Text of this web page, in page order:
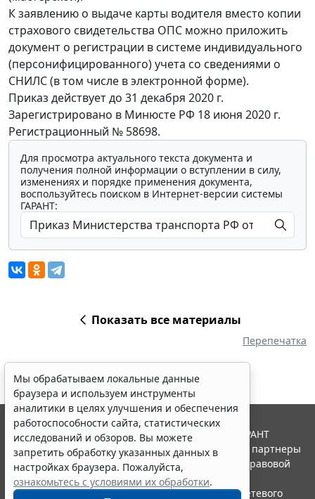
К заявлению о выдаче карты водителя вместо копии
страхового свидетельства ОПС можно приложить
документ о регистрации в системе индивидуального
(персонифицированного) учета со сведениями о
СНИЛС (в том числе в электронной форме).
Приказ действует до 31 декабря 2020 г.
Зарегистрировано в Минюсте РФ 18 июня 2020 г.
Регистрационный № 58698.
Для просмотра актуального текста документа и
получения полной информации о вступлении в силу,
изменениях и порядке применения документа,
воспользуйтесь поиском в Интернет-версии системы
ГАРАНТ:
Показать все материалы
Перепечатка
Мы обрабатываем локальные данные
браузера и используем инструменты
аналитики в целях улучшения и обеспечения
работоспособности сайта, статистических
исследований и обзоров. Вы можете
запретить обработку указанных данных в
настройках браузера. Пожалуйста,
ознакомьтесь с условиями их обработки.
© ООО "НПП "ГАРАНТ-СЕРВИС", 2026. Система ГАРАНТ
выпускается с 1990 года. Компания "Гарант" и ее партнеры
являются участниками Российской ассоциации правовой
информации ГАРАНТ.
Портал ГАРАНТ.РУ зарегистрирован в качестве сетевого